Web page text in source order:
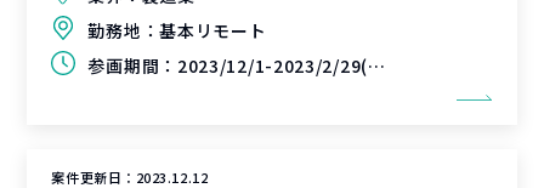
勤務地：基本リモート
参画期間： 2023/12/1-2023/2/29(延長可能性あり)
案件更新日： 2023.12.12